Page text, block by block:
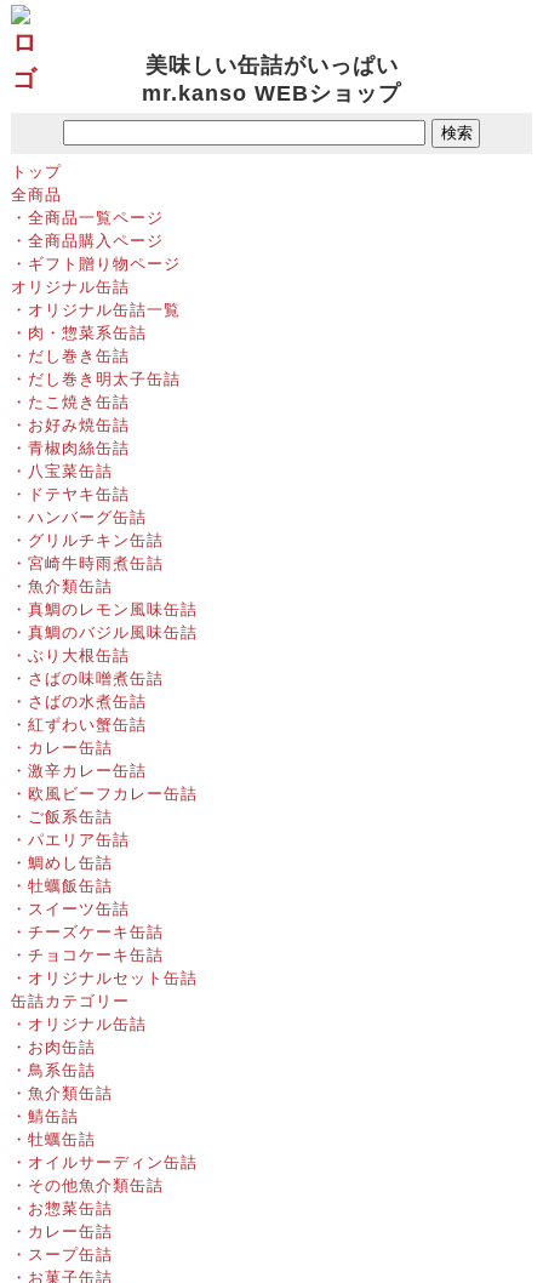
美味しい缶詰がいっぱい
mr.kanso WEBショップ
トップ
全商品
・全商品一覧ページ
・全商品購入ページ
・ギフト贈り物ページ
オリジナル缶詰
・オリジナル缶詰一覧
・肉・惣菜系缶詰
・だし巻き缶詰
・だし巻き明太子缶詰
・たこ焼き缶詰
・お好み焼缶詰
・青椒肉絲缶詰
・八宝菜缶詰
・ドテヤキ缶詰
・ハンバーグ缶詰
・グリルチキン缶詰
・宮崎牛時雨煮缶詰
・魚介類缶詰
・真鯛のレモン風味缶詰
・真鯛のバジル風味缶詰
・ぶり大根缶詰
・さばの味噌煮缶詰
・さばの水煮缶詰
・紅ずわい蟹缶詰
・カレー缶詰
・激辛カレー缶詰
・欧風ビーフカレー缶詰
・ご飯系缶詰
・パエリア缶詰
・鯛めし缶詰
・牡蠣飯缶詰
・スイーツ缶詰
・チーズケーキ缶詰
・チョコケーキ缶詰
・オリジナルセット缶詰
缶詰カテゴリー
・オリジナル缶詰
・お肉缶詰
・鳥系缶詰
・魚介類缶詰
・鯖缶詰
・牡蠣缶詰
・オイルサーディン缶詰
・その他魚介類缶詰
・お惣菜缶詰
・カレー缶詰
・スープ缶詰
・お菓子缶詰